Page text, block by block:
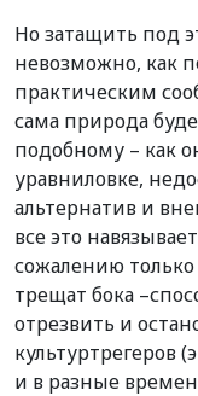
Но затащить под
невозможно, как
практическим
сама природа
подобному – как
уравниловке,
альтернатив и
все это
сожалению
трещат бока
отрезвить и
культуртрегеров
и в разные